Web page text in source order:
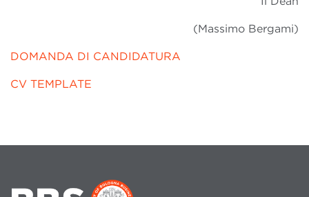
(Massimo Bergami)
DOMANDA DI CANDIDATURA
CV TEMPLATE